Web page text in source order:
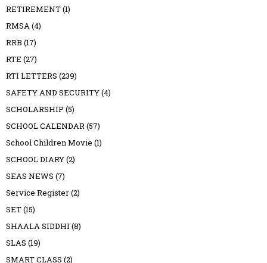
RETIREMENT(1)
RMSA(4)
RRB (17)
RTE (27)
RTI LETTERS (239)
SAFETY AND SECURITY(4)
SCHOLARSHIP (5)
SCHOOL CALENDAR(57)
School Children Movie (1)
SCHOOL DIARY(2)
SEAS NEWS (7)
Service Register(2)
SET(15)
SHAALA SIDDHI (8)
SLAS (19)
SMART CLASS (2)